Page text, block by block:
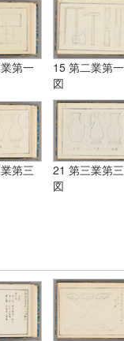
第一
15 第二業第一
図
第三
21 第三業第三
図